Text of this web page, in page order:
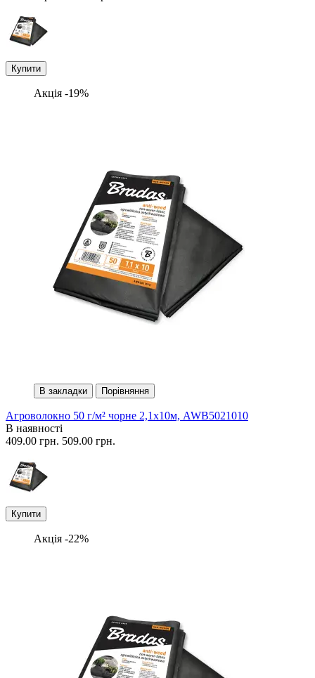
Купити
Акція -19%
В закладки Порівняння
Агроволокно 50 г/м² чорне 2,1х10м, AWB5021010
В наявності
409.00 грн. 509.00 грн.
Купити
Акція -22%